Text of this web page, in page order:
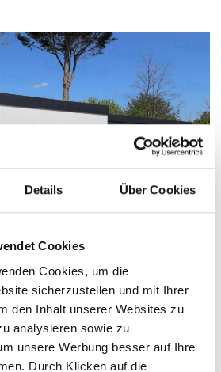
Details Über Cookies
Cookies
Cookies, um die
sicherzustellen und mit Ihrer
den Inhalt unserer Websites zu
analysieren sowie zu
unsere Werbung besser auf Ihre
Durch Klicken auf die
ist die
der Anfertigung des
Sie die Hütte nur noch mit einem
Und schon ist das Objekt
weiter zu dienen. :-) Und was